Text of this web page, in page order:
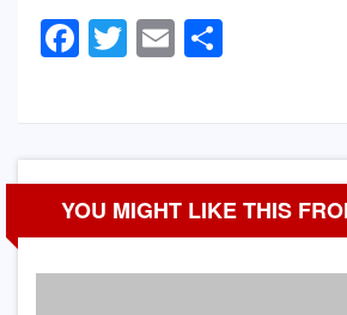
Facebook
Twitter
Email
YOU MIGHT LIKE THIS